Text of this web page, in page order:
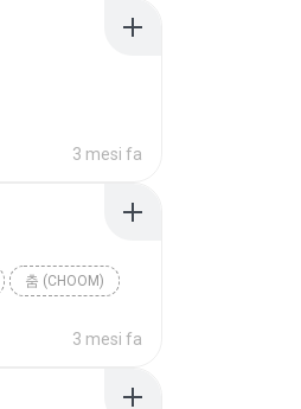
3 mesi fa
춤 (CHOOM)
3 mesi fa